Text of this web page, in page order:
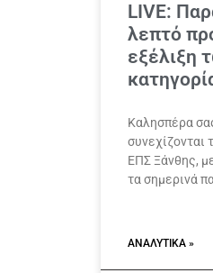
LIVE:
λεπτό
εξέλιξη
Καλησπέρα
συνεχίζονται
ΕΠΣ Ξάνθης,
τα σημερινά
ΑΝΑΛΥΤΙΚΆ »